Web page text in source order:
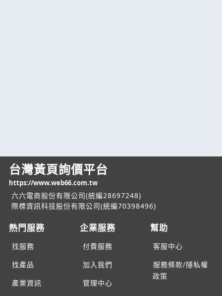
台灣黃頁詢價平台
https://www.web66.com.tw
六六電商股份有限公司(統編28697248)
際標資訊科技股份有限公司(統編70398496)
熱門服務
找服務
找產品
產業資訊
企業服務
付費服務
加入我們
管理中心
幫助
客服中心
服務條款/隱私權
政策